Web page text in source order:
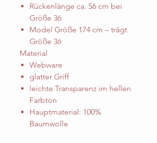
Rückenlänge ca. 56 cm bei
Größe 36
Model Größe 174 cm – trägt
Größe 36
Material
Webware
glatter Griff
leichte Transparenz im hellen
Farbton
Hauptmaterial: 100%
Baumwolle